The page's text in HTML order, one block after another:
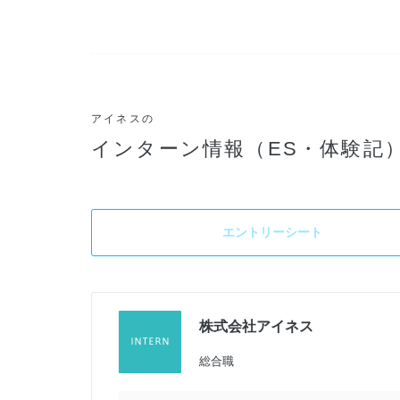
アイネスの
インターン情報（ES・体験記）
エントリーシート
株式会社アイネス
総合職